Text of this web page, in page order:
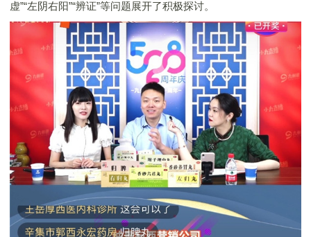
虚”“左阴右阳”“辨证”等问题展开了积极探讨。